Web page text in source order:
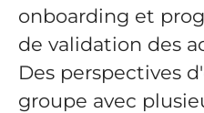
onboarding et
de validation des
Des perspectives
groupe avec